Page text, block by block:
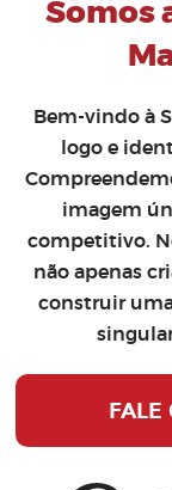
Somos
Bem-vindo à
logo e
imagem
competitivo.
não apenas
construir
FALE